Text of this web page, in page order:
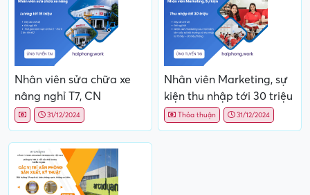
Nhân viên sửa chữa xe
nâng nghỉ T7, CN
31/12/2024
Nhân viên Marketing, sự
kiện thu nhập tới 30 triệu
Thỏa thuận 31/12/2024